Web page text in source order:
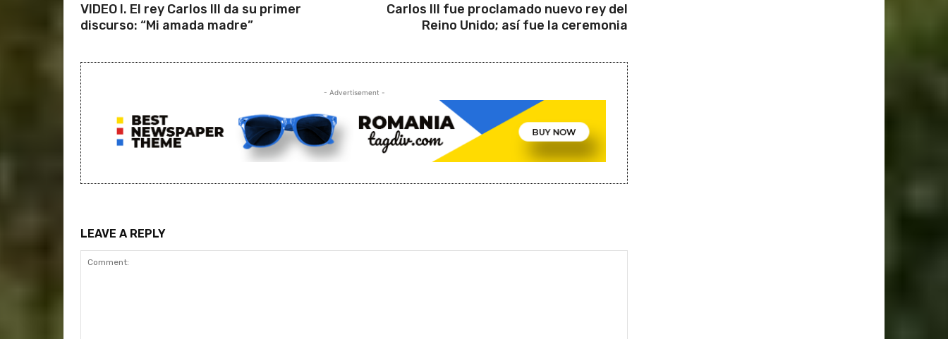
VIDEO I. El rey Carlos III da su primer
discurso: “Mi amada madre”
Carlos III fue proclamado nuevo rey del
Reino Unido; así fue la ceremonia
- Advertisement -
LEAVE A REPLY